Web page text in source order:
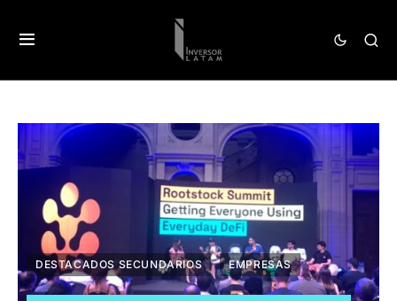
DESTACADOS SECUNDARIOS EMPRESAS